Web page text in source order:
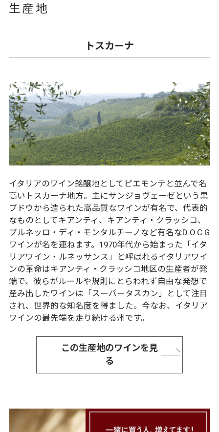
生産地
トスカーナ
イタリアのワイン銘醸地としてピエモンテと並んで名
高いトスカーナ地方。主にサンジョヴェーゼという黒
ブドウから造られた高品質なワインが有名で、代表的
なものとしてキアンティ、キアンティ・クラッシコ、
ブルネッロ・ディ・モンタルチーノなど有名なD.O.C.G
ワインが名を連ねます。1970年代から始まった「イタ
リアワイン・ルネッサンス」と呼ばれるイタリアワイ
ンの革命はキアンティ・クラッシコ地区の生産者が発
端で、彼らがルールや規則にとらわれず自由な発想で
産み出したワインは「スーパータスカン」として注目
され、世界的な知名度を得ました。今なお、イタリア
ワインの最先端を走り続ける州です。
この生産地のワインを見
る